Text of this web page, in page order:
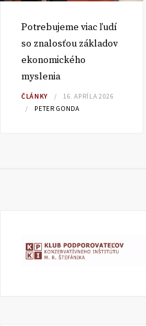
Potrebujeme viac ľudí
so znalosťou základov
ekonomického
myslenia
ČLÁNKY
16. APRÍLA 2026
PETER GONDA